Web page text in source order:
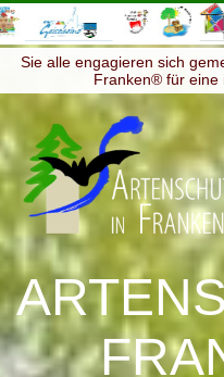
Sie alle engagieren sich
Franken® für eine